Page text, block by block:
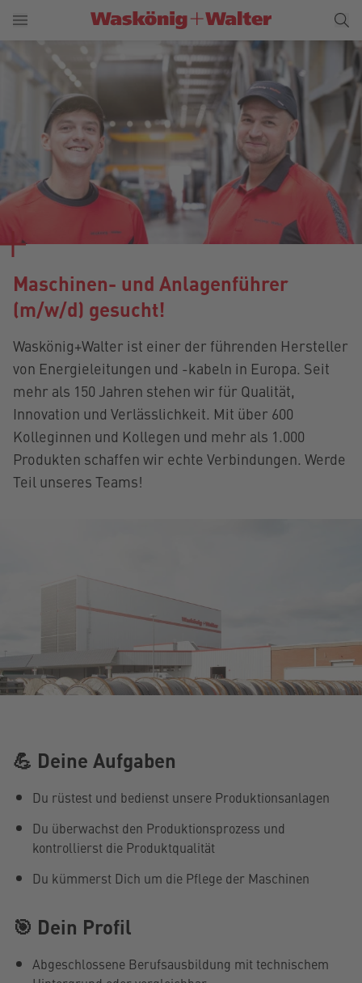
Maschinen- und Anlagenführer
(m/w/d) gesucht!
Waskönig+Walter ist einer der führenden Hersteller
von Energieleitungen und -kabeln in Europa. Seit
mehr als 150 Jahren stehen wir für Qualität,
Innovation und Verlässlichkeit. Mit über 600
Kolleginnen und Kollegen und mehr als 1.000
Produkten schaffen wir echte Verbindungen. Werde
Teil unseres Teams!
💪 Deine Aufgaben
Du rüstest und bedienst unsere Produktionsanlagen
Du überwachst den Produktionsprozess und
kontrollierst die Produktqualität
Du kümmerst Dich um die Pflege der Maschinen
🎯 Dein Profil
Abgeschlossene Berufsausbildung mit technischem